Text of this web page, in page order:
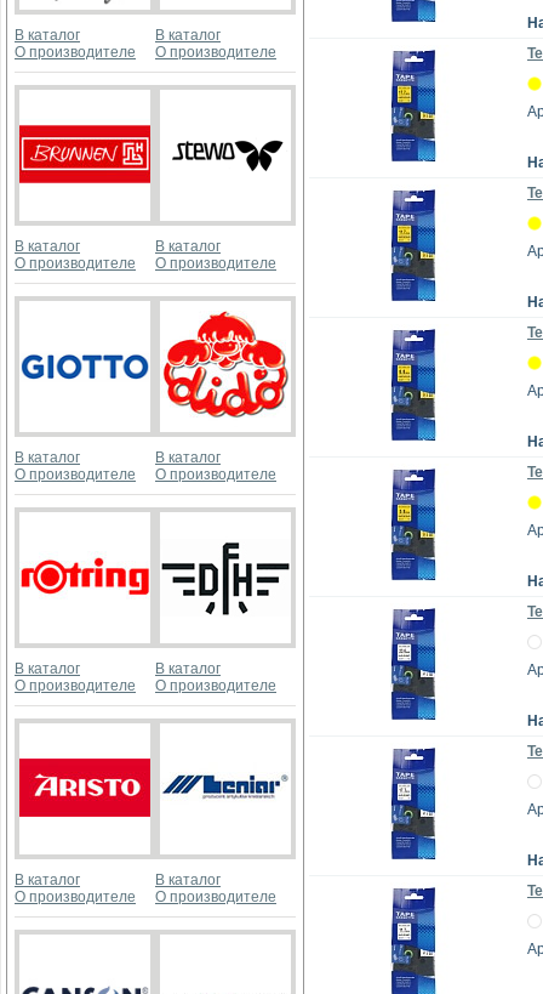
В каталог
О производителе
В каталог
О производителе
В каталог
О производителе
В каталог
О производителе
В каталог
О производителе
В каталог
О производителе
В каталог
О производителе
В каталог
О производителе
В каталог
О производителе
В каталог
О производителе